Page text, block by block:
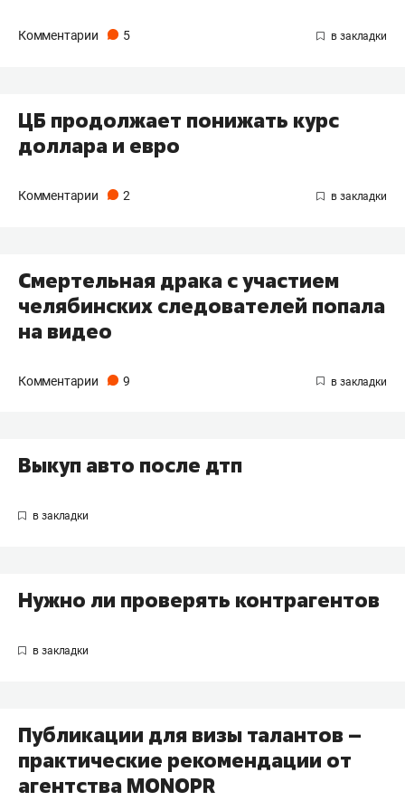
Комментарии 5
ЦБ продолжает понижать курс
доллара и евро
Комментарии 2
Смертельная драка с участием
челябинских следователей попала
на видео
Комментарии 9
Выкуп авто после дтп
Нужно ли проверять контрагентов
Публикации для визы талантов –
практические рекомендации от
агентства MONOPR